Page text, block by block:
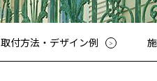
花台シリーズ
T-80・T-85手摺子シリーズ
スライド門扉
取付方法・デザイン例